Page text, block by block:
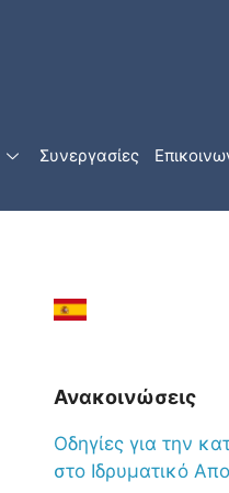
Συνεργασίες
Ανακοινώσεις
Oδηγίες για την
στο Ιδρυματικό